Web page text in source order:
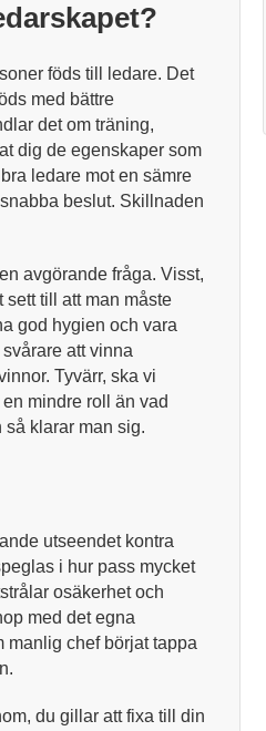
föds till ledare. Det
med bättre
det om träning,
dig de egenskaper som
ledare mot en sämre
beslut. Skillnaden
avgörande fråga. Visst,
sett till att man måste
god hygien och vara
att vinna
Tyvärr, ska vi
mindre roll än vad
så klarar man sig.
utseendet kontra
i hur pass mycket
osäkerhet och
med det egna
manlig chef börjat tappa
du gillar att fixa till din